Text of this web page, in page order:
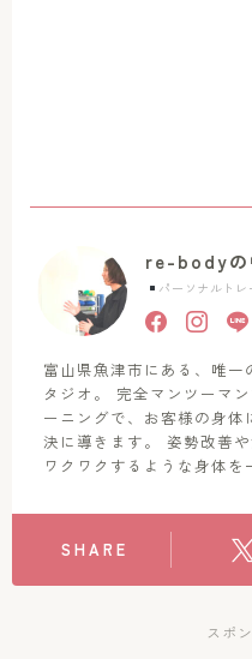
re-bodyの
パーソナルト
富山県魚津市にある、唯
タジオ。 完全マンツーマ
ーニングで、お客様の身
決に導きます。 姿勢改善
ワクワクするような身体を
SHARE
スポ